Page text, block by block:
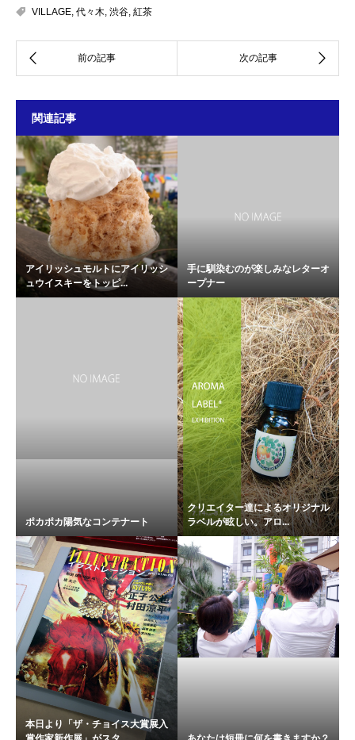
VILLAGE, 代々木, 渋谷, 紅茶
関連記事
アイリッシュモルトにアイリッシ
ュウイスキーをトッピ...
手に馴染むのが楽しみなレターオ
ープナー
ポカポカ陽気なコンテナート
クリエイター達によるオリジナル
ラベルが眩しい。アロ...
本日より「ザ・チョイス大賞展入